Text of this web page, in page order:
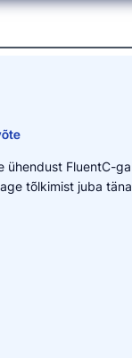
ühendust FluentC-ga
tõlkimist juba täna